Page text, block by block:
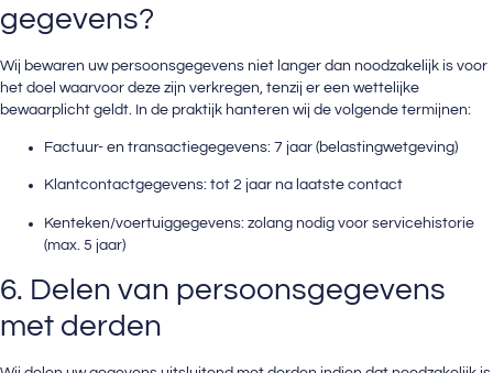
gegevens?
Wij bewaren uw persoonsgegevens niet langer dan noodzakelijk is voor
het doel waarvoor deze zijn verkregen, tenzij er een wettelijke
bewaarplicht geldt. In de praktijk hanteren wij de volgende termijnen:
Factuur- en transactiegegevens: 7 jaar (belastingwetgeving)
Klantcontactgegevens: tot 2 jaar na laatste contact
Kenteken/voertuiggegevens: zolang nodig voor servicehistorie
(max. 5 jaar)
6. Delen van persoonsgegevens
met derden